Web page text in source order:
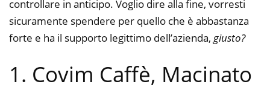
controllare in anticipo. Voglio dire alla fine, vorresti
sicuramente spendere per quello che è abbastanza
forte e ha il supporto legittimo dell’azienda, giusto?
1. Covim Caffè, Macinato